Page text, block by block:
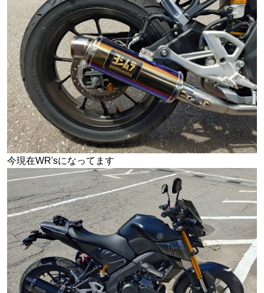
今現在WR'sになってます